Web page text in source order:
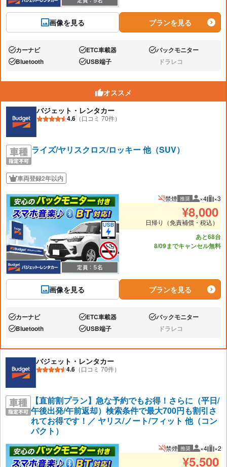
画像を見る プランを見る
あり:カーナビ あり:ETC車載器 あり:バックモニター
あり:Bluetooth あり:USB端子 なし:ドラレコ
オススメ
バジェット・レンタカー
4.6 （口コミ 70件）
ライズ/ヤリスクロス/ロッキー 他（SUV）
車両登録2年以内
画像を見る
禁煙 推奨 推奨人数
×4 推奨
×3
¥8,000
日帰り（免責補償・税込）
あと68台
8/09までキャンセル無料
プランを見る
あり:カーナビ あり:ETC車載器 あり:バックモニター
あり:Bluetooth あり:USB端子 なし:ドラレコ
バジェット・レンタカー
4.6 （口コミ 70件）
【直前割プラン】急な予約でもお得！さらに（平日/
午後出発/午前返却）検索条件で最大700円も割引さ
れてお得です！／ ヤリス/ノート/フィット 他（コン
パクト）
禁煙 推奨 推奨人数
×4 推
×2
¥5,500